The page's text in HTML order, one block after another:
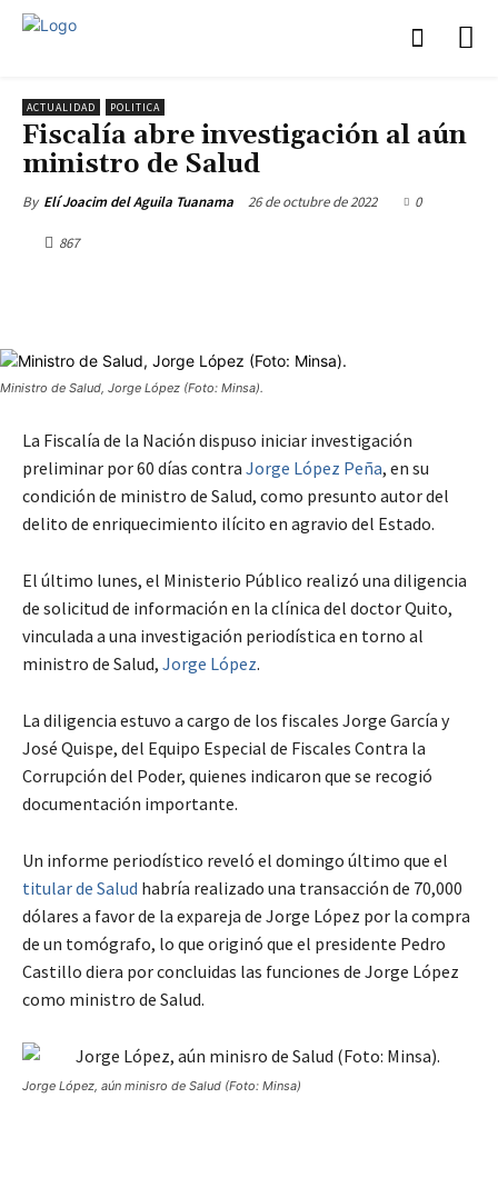
ACTUALIDAD POLITICA
Fiscalía abre investigación al aún
ministro de Salud
By Elí Joacim del Aguila Tuanama 26 de octubre de 2022 0
867
Ministro de Salud, Jorge López (Foto: Minsa).
La Fiscalía de la Nación dispuso iniciar investigación
preliminar por 60 días contra Jorge López Peña, en su
condición de ministro de Salud, como presunto autor del
delito de enriquecimiento ilícito en agravio del Estado.
El último lunes, el Ministerio Público realizó una diligencia
de solicitud de información en la clínica del doctor Quito,
vinculada a una investigación periodística en torno al
ministro de Salud, Jorge López.
La diligencia estuvo a cargo de los fiscales Jorge García y
José Quispe, del Equipo Especial de Fiscales Contra la
Corrupción del Poder, quienes indicaron que se recogió
documentación importante.
Un informe periodístico reveló el domingo último que el
titular de Salud habría realizado una transacción de 70,000
dólares a favor de la expareja de Jorge López por la compra
de un tomógrafo, lo que originó que el presidente Pedro
Castillo diera por concluidas las funciones de Jorge López
como ministro de Salud.
Jorge López, aún minisro de Salud (Foto: Minsa)